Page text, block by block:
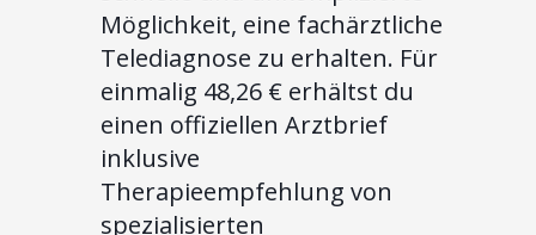
Möglichkeit, eine fachärztliche
Telediagnose zu erhalten. Für
einmalig 48,26 € erhältst du
einen offiziellen Arztbrief
inklusive
Therapieempfehlung von
spezialisierten